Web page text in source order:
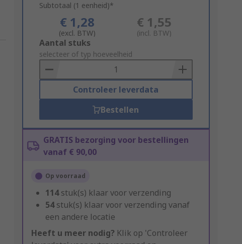
Subtotaal (1 eenheid)*
€ 1,28
(excl. BTW)
€ 1,55
(incl. BTW)
Add
to
Basket
Aantal stuks
selecteer of typ hoeveelheid
Controleer leverdata
Bestellen
GRATIS bezorging voor bestellingen
vanaf € 90,00
Op voorraad
114stuk(s) klaar voor verzending
54stuk(s) klaar voor verzending vanaf
een andere locatie
Heeft u meer nodig? Klik op 'Controleer